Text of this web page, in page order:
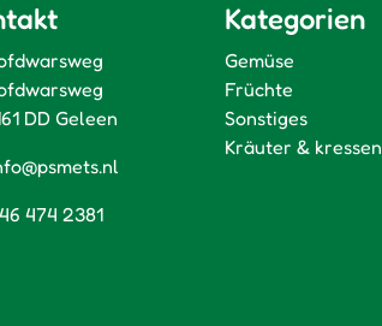
DD Geleen
474 2381
Kategorien
Gemüse
Früchte
Sonstiges
Kräuter & kressen